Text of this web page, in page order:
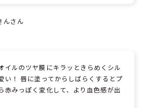
んさん
イルのツヤ膜にキラッときらめくシル
い！ 唇に塗ってからしばらくするとプ
赤みっぽく変化して、より血色感が出